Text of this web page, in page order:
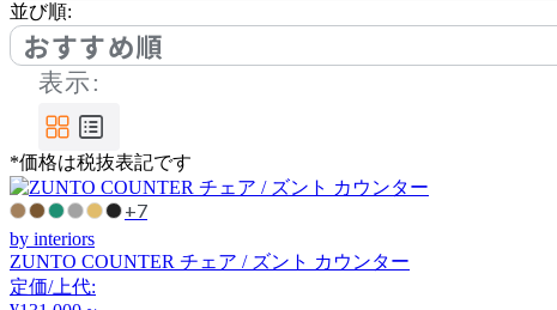
Another Garden
アナザーガーデン
ARIAKE
アリアケ
arper
並び順:
おすすめ順
表示:
*価格は税抜表記です
+7
by interiors
ZUNTO COUNTER チェア / ズント カウンター
定価/上代: